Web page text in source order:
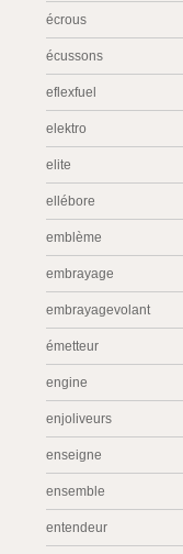
écrous
écussons
eflexfuel
elektro
elite
ellébore
emblème
embrayage
embrayagevolant
émetteur
engine
enjoliveurs
enseigne
ensemble
entendeur